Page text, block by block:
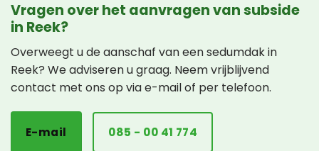
Vragen over het aanvragen van subside
in Reek?
Overweegt u de aanschaf van een sedumdak in
Reek? We adviseren u graag. Neem vrijblijvend
contact met ons op via e-mail of per telefoon.
E-mail 085 - 00 41 774